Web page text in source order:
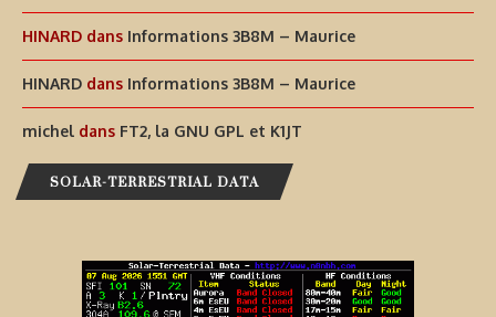
HINARD dans Informations 3B8M – Maurice
HINARD dans Informations 3B8M – Maurice
michel dans FT2, la GNU GPL et K1JT
SOLAR-TERRESTRIAL DATA